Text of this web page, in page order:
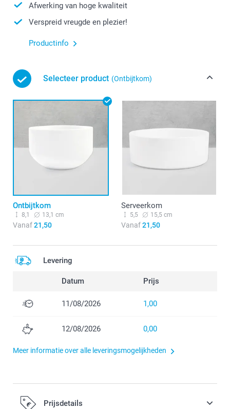
Afwerking van hoge kwaliteit
Verspreid vreugde en plezier!
Productinfo
Selecteer product (Ontbijtkom)
Ontbijtkom
8,1 13,1 cm
Vanaf21,50
Serveerkom
5,5 15,5 cm
Vanaf21,50
Levering
Datum Prijs
11/08/2026 1,00
12/08/2026 0,00
Meer informatie over alle leveringsmogelijkheden
Prijsdetails